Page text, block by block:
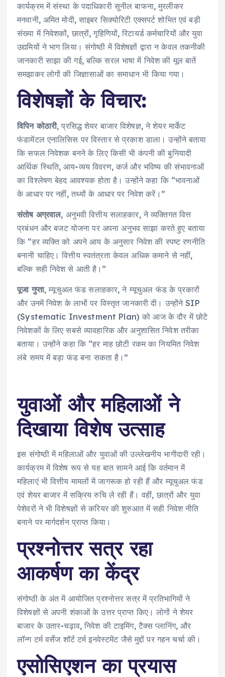
कार्यक्रम में संस्‍था के पदाधिकारी सुनील बाफना, मुरलीकर
मनवानी, अमित मोदी, साइबर सिक्‍योरिटी एक्‍सपर्ट शोभित एवं बड़ी
संख्या में निवेशकों, छात्रों, गृहिणियों, रिटायर्ड कर्मचारियों और युवा
उद्यमियों ने भाग लिया। संगोष्ठी में विशेषज्ञों द्वारा न केवल तकनीकी
जानकारी साझा की गई, बल्कि सरल भाषा में निवेश की मूल बातें
समझाकर लोगों की जिज्ञासाओं का समाधान भी किया गया।
विशेषज्ञों के विचार:
विपिन कोठारी, प्रसिद्ध शेयर बाजार विशेषज्ञ, ने शेयर मार्केट
फंडामेंटल एनालिसिस पर विस्तार से प्रकाश डाला। उन्होंने बताया
कि सफल निवेशक बनने के लिए किसी भी कंपनी की बुनियादी
आर्थिक स्थिति, आय-व्यय विवरण, कर्ज और भविष्य की संभावनाओं
का विश्लेषण बेहद आवश्यक होता है। उन्होंने कहा कि “भावनाओं
के आधार पर नहीं, तथ्यों के आधार पर निवेश करें।”
संतोष अग्रवाल, अनुभवी वित्तीय सलाहकार, ने व्यक्तिगत वित्त
प्रबंधन और बजट योजना पर अपना अनुभव साझा करते हुए बताया
कि “हर व्यक्ति को अपने आय के अनुसार निवेश की स्पष्ट रणनीति
बनानी चाहिए। वित्तीय स्वतंत्रता केवल अधिक कमाने से नहीं,
बल्कि सही निवेश से आती है।”
पूजा गुप्ता, म्यूचुअल फंड सलाहकार, ने म्यूचुअल फंड के प्रकारों
और उनमें निवेश के लाभों पर विस्तृत जानकारी दी। उन्होंने SIP
(Systematic Investment Plan) को आज के दौर में छोटे
निवेशकों के लिए सबसे व्यावहारिक और अनुशासित निवेश तरीका
बताया। उन्होंने कहा कि “हर माह छोटी रकम का नियमित निवेश
लंबे समय में बड़ा फंड बना सकता है।”
युवाओं और महिलाओं ने
दिखाया विशेष उत्साह
इस संगोष्ठी में महिलाओं और युवाओं की उल्लेखनीय भागीदारी रही।
कार्यक्रम में विशेष रूप से यह बात सामने आई कि वर्तमान में
महिलाएं भी वित्तीय मामलों में जागरूक हो रही हैं और म्यूचुअल फंड
एवं शेयर बाजार में सक्रिय रुचि ले रही हैं। वहीं, छात्रों और युवा
पेशेवरों ने भी विशेषज्ञों से करियर की शुरुआत में सही निवेश नीति
बनाने पर मार्गदर्शन प्राप्त किया।
प्रश्नोत्तर सत्र रहा
आकर्षण का केंद्र
संगोष्ठी के अंत में आयोजित प्रश्नोत्तर सत्र में प्रतिभागियों ने
विशेषज्ञों से अपनी शंकाओं के उत्तर प्राप्त किए। लोगों ने शेयर
बाजार के उतार-चढ़ाव, निवेश की टाइमिंग, टैक्स प्लानिंग, और
लॉन्ग टर्म वर्सेज शॉर्ट टर्म इनवेस्टमेंट जैसे मुद्दों पर गहन चर्चा की।
एसोसिएशन का प्रयास